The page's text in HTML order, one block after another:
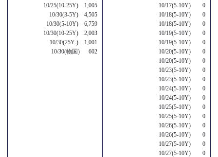
10/25(10-25Y) 1,005
10/30(3-5Y) 4,505
10/30(5-10Y) 6,759
10/30(10-25Y) 2,003
10/30(25Y-) 1,001
10/30(物国) 602
10/17(5-10Y) 0
10/18(5-10Y) 0
10/18(5-10Y) 0
10/19(5-10Y) 0
10/19(5-10Y) 0
10/20(5-10Y) 0
10/20(5-10Y) 0
10/23(5-10Y) 0
10/23(5-10Y) 0
10/24(5-10Y) 0
10/24(5-10Y) 0
10/25(5-10Y) 0
10/25(5-10Y) 0
10/26(5-10Y) 0
10/26(5-10Y) 0
10/27(5-10Y) 0
10/27(5-10Y) 0